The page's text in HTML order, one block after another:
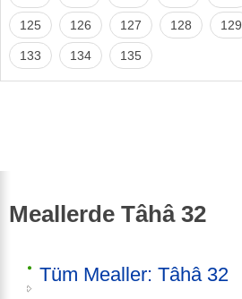
125 126 127 128 129
133 134 135
Meallerde Tâhâ 32
Tüm Mealler: Tâhâ 32